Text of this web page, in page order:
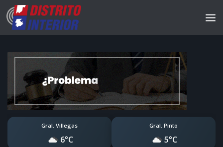
Gral. Villegas
6°C
Gral. Pinto
5°C